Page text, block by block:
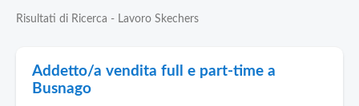
Elenco
Blog
Risultati di Ricerca - Lavoro Skechers
Addetto/a vendita full e part-time a
Busnago